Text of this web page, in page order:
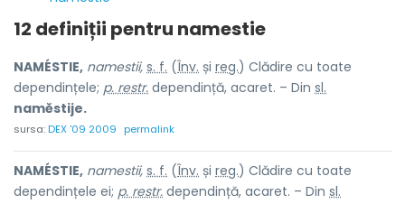
12 definiții pentru namestie
NAMÉSTIE, namestii, s. f. (Înv. și reg.) Clădire cu toate
dependințele; p. restr. dependință, acaret. – Din sl.
namĕstije.
sursa:DEX '09 2009 permalink
NAMÉSTIE, namestii, s. f. (Înv. și reg.) Clădire cu toate
dependințele ei; p. restr. dependință, acaret. – Din sl.